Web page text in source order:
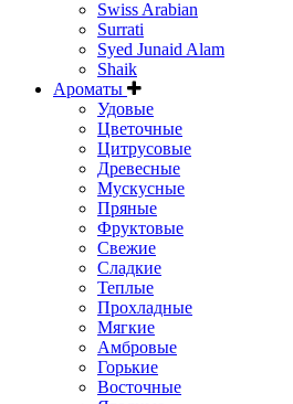
Swiss Arabian
Surrati
Syed Junaid Alam
Shaik
Ароматы
Удовые
Цветочные
Цитрусовые
Древесные
Мускусные
Пряные
Фруктовые
Свежие
Сладкие
Теплые
Прохладные
Мягкие
Амбровые
Горькие
Восточные